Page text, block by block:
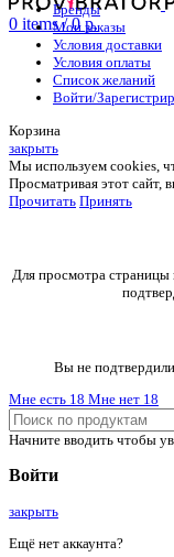
0 items / 0р.
Бренды
Мои заказы
Условия доставки
Условия оплаты
Список желаний
Войти/
Корзина
закрыть
Мы используем cookies,
Просматривая этот сайт,
Прочитать Принять
Для просмотра
Вы не
Мне есть 18 Мне нет 18
Начните вводить чтобы
Войти
закрыть
Ещё нет аккаунта?